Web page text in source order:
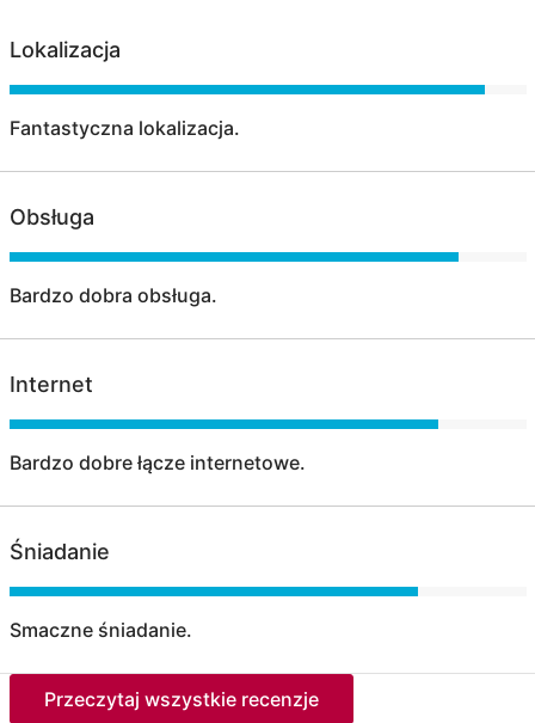
Lokalizacja
Fantastyczna lokalizacja.
Obsługa
Bardzo dobra obsługa.
Internet
Bardzo dobre łącze internetowe.
Śniadanie
Smaczne śniadanie.
Przeczytaj wszystkie recenzje